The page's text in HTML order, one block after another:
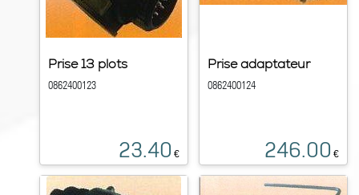
Prise 13 plots
0862400123
23.40 €
Prise adaptateur
0862400124
246.00 €